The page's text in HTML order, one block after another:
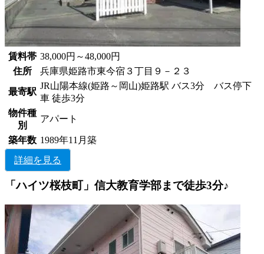
賃料帯 38,000円～48,000円
住所
兵庫県姫路市東今宿３丁目９－２３
最寄駅
JR山陽本線(姫路～岡山)姫路駅 バス3分 バス停下
車 徒歩3分
物件種
別
アパート
築年数 1989年11月築
詳細を見る
「ハイツ桜枝町」信大教育学部まで徒歩3分♪